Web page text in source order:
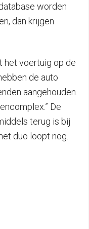
worden
dan krijgen
het voertuig op de
de auto
aangehouden.
De
terug is bij
duo loopt nog.